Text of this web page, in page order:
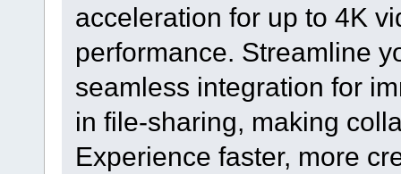
acceleration for up to 4K
performance. Streamline
seamless integration for
in file-sharing, making
Experience faster, more